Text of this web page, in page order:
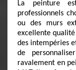
La peinture
professionnels
ou des murs
excellente
des intempéries
de
ravalement en